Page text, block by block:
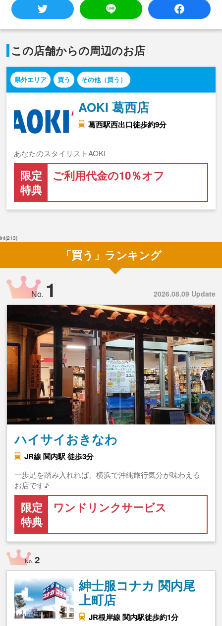
この店舗からの周辺のお店
県外エリア 買う その他（買う）
AOKI 葛西店
葛西駅西出口徒歩約9分
あなたのスタイリストAOKI
限定
特典
ご利用代金の10％オフ
int(213)
「買う」ランキング
2026.08.09 Update
No. 1
ハイサイおきなわ
JR線 関内駅 徒歩3分
一歩足を踏み入れれば、横浜で沖縄旅行気分が味わえる
お店です♪
限定
特典
ワンドリンクサービス
No.2
紳士服コナカ 関内尾
上町店
JR根岸線 関内駅徒歩約1分